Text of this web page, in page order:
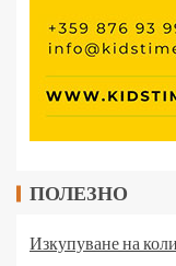
ПОЛЕЗНО
Изкупуване на коли